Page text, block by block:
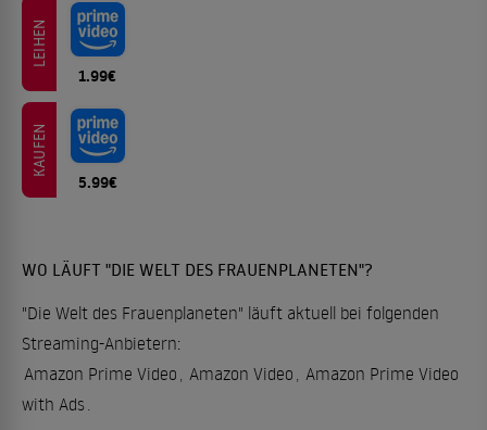
LEIHEN
1.99€
KAUFEN
5.99€
WO LÄUFT "DIE WELT DES FRAUENPLANETEN"?
"Die Welt des Frauenplaneten" läuft aktuell bei folgenden
Streaming-Anbietern:
Amazon Prime Video
Amazon Video
Amazon Prime Video
with Ads